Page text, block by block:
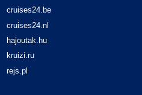
cruises24.be
cruises24.nl
hajoutak.hu
kruizi.ru
rejs.pl